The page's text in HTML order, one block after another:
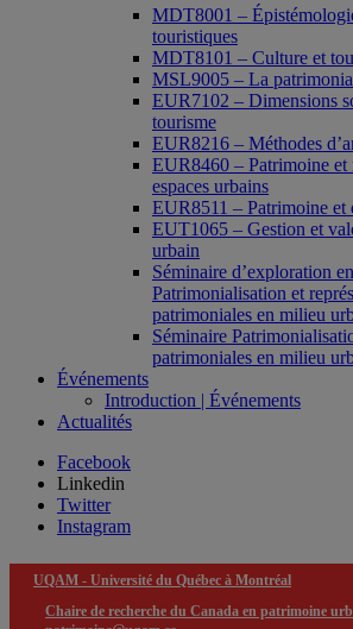
MDT8001 –
touristiques
MDT8101 – Culture et
MSL9005 – La
EUR7102 – Dimensions
tourisme
EUR8216 – Méthodes
EUR8460 – Patrimoine et
espaces urbains
EUR8511 – Patrimoine et
EUT1065 – Gestion et
urbain
Séminaire d’exploration
Patrimonialisation et
patrimoniales en milieu
Séminaire
patrimoniales en milieu
Événements
Introduction | Événements
Actualités
Facebook
Linkedin
Twitter
Instagram
UQAM - Université du Québec à Montréal
Chaire de recherche du Canada en patrimoine